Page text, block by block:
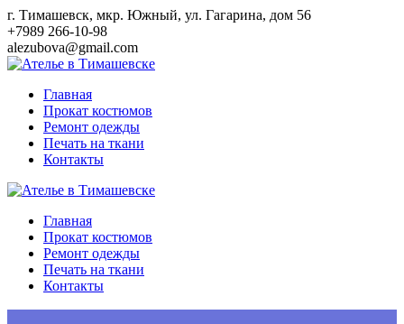
Перейти
к
контенту
г. Тимашевск, мкр. Южный, ул. Гагарина, дом 56
+7989 266-10-98
alezubova@gmail.com
Главная
Прокат костюмов
Ремонт одежды
Печать на ткани
Контакты
Главная
Прокат костюмов
Ремонт одежды
Печать на ткани
Контакты